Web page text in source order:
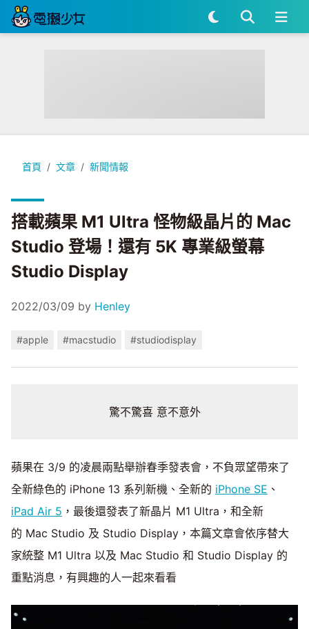
首頁 文章 新聞情報
搭載蘋果 M1 Ultra 怪物級晶片的 Mac Studio 登場！還有 5K
搭載蘋果 M1 Ultra 怪物級晶片的 Mac
Studio 登場！還有 5K 專業級螢幕
Studio Display
2022/03/09 by Henley
#apple #macstudio #studiodisplay
驚不驚喜 意不意外
蘋果在 3/9 的凌晨兩點舉辦春季發表會，不負眾望帶來了
全新綠色的 iPhone 13 系列新機、全新的 iPhone SE 、
iPad Air 5 ，最後還發表了新晶片 M1 Ultra，和全新
的 Mac Studio 及 Studio Display，本篇文章會依序替大
家統整 M1 Ultra 以及 Mac Studio 和 Studio Display 的
重點消息，有興趣的人一起來看看